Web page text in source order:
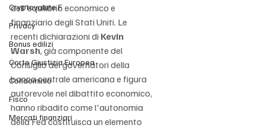
Cryptovalute F
Privacy
Bonus edilizi
Corte Giustizia Europea
Condominio
Fisco
Mercati finanziari
dell'equilibrio economico e
finanziario degli Stati Uniti. Le
recenti dichiarazioni di Kevin
Warsh, già componente del
Consiglio dei governatori della
banca centrale americana e figura
autorevole nel dibattito economico,
hanno ribadito come l'autonomia
della Fed costituisca un elemento